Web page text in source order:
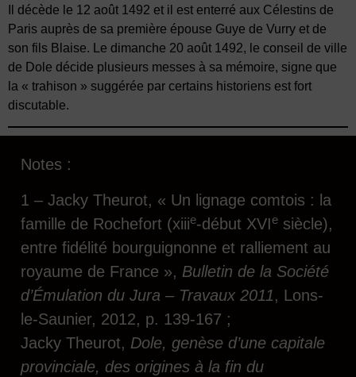
Il décède le 12 août 1492 et il est enterré aux Célestins de
Paris auprès de sa première épouse Guye de Vurry et de
son fils Blaise. Le dimanche 20 août 1492, le conseil de ville
de Dole décide plusieurs messes à sa mémoire, signe que
la « trahison » suggérée par certains historiens est fort
discutable.
Notes :
1 – Jacky Theurot, « Un lignage comtois : la
famille de Rochefort (xiiie-début XVIe siècle),
entre fidélité bourguignonne et ralliement au
royaume de France », Bulletin de la Société
d’Émulation du Jura – Travaux 2011, Lons-
le-Saunier, 2012, p. 139-167 ;
Jacky Theurot, Dole, genèse d’une capitale
provinciale, des origines à la fin du